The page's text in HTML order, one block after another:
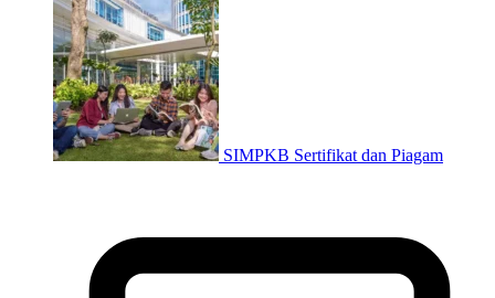
SIMPKB Sertifikat dan Piagam